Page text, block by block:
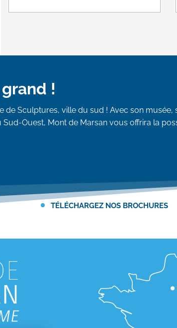
!
de Sculptures, ville du sud ! Avec son musée,
Ouest, Mont de Marsan vous offrira la
TÉLÉCHARGEZ NOS BROCHURES